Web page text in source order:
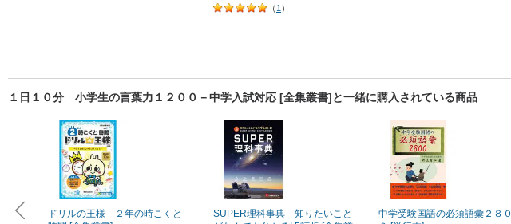
（ 1 ）
１日１０分 小学生の言葉力１２００－中学入試対応 [全集叢書]と一緒に購入されている商品
ドリルの王様 ２年の時こくと
SUPER理科事典―知りたいこと
中学受験国語の必須語彙２８０